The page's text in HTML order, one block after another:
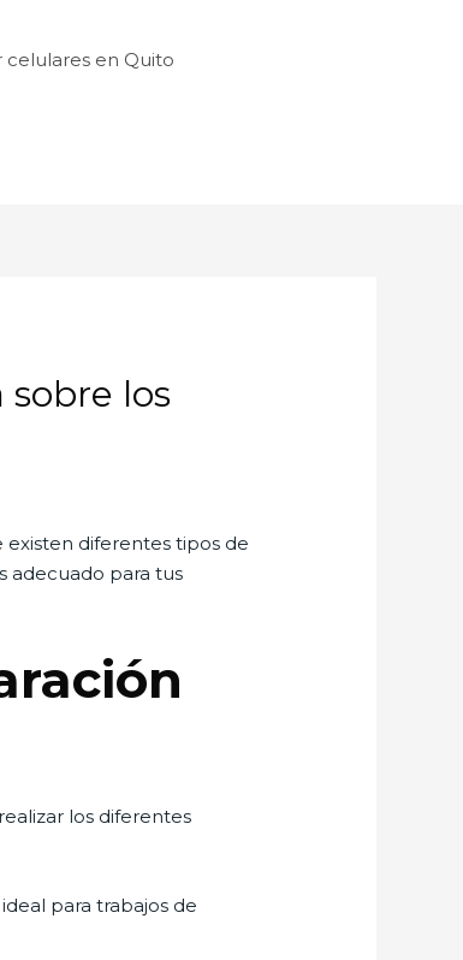
celulares en Quito
los
existen diferentes tipos de
adecuado para tus
los diferentes
para trabajos de